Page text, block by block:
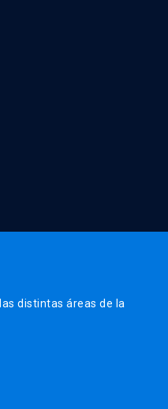
distintas áreas de la